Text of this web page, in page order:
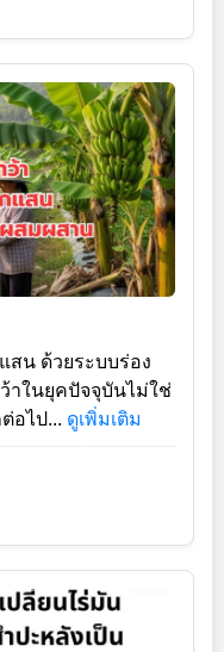
สน ด้วยระบบร่อง
าในยุคปัจจุบันไม่ใช่
อไป... ดูเพิ่มเติม